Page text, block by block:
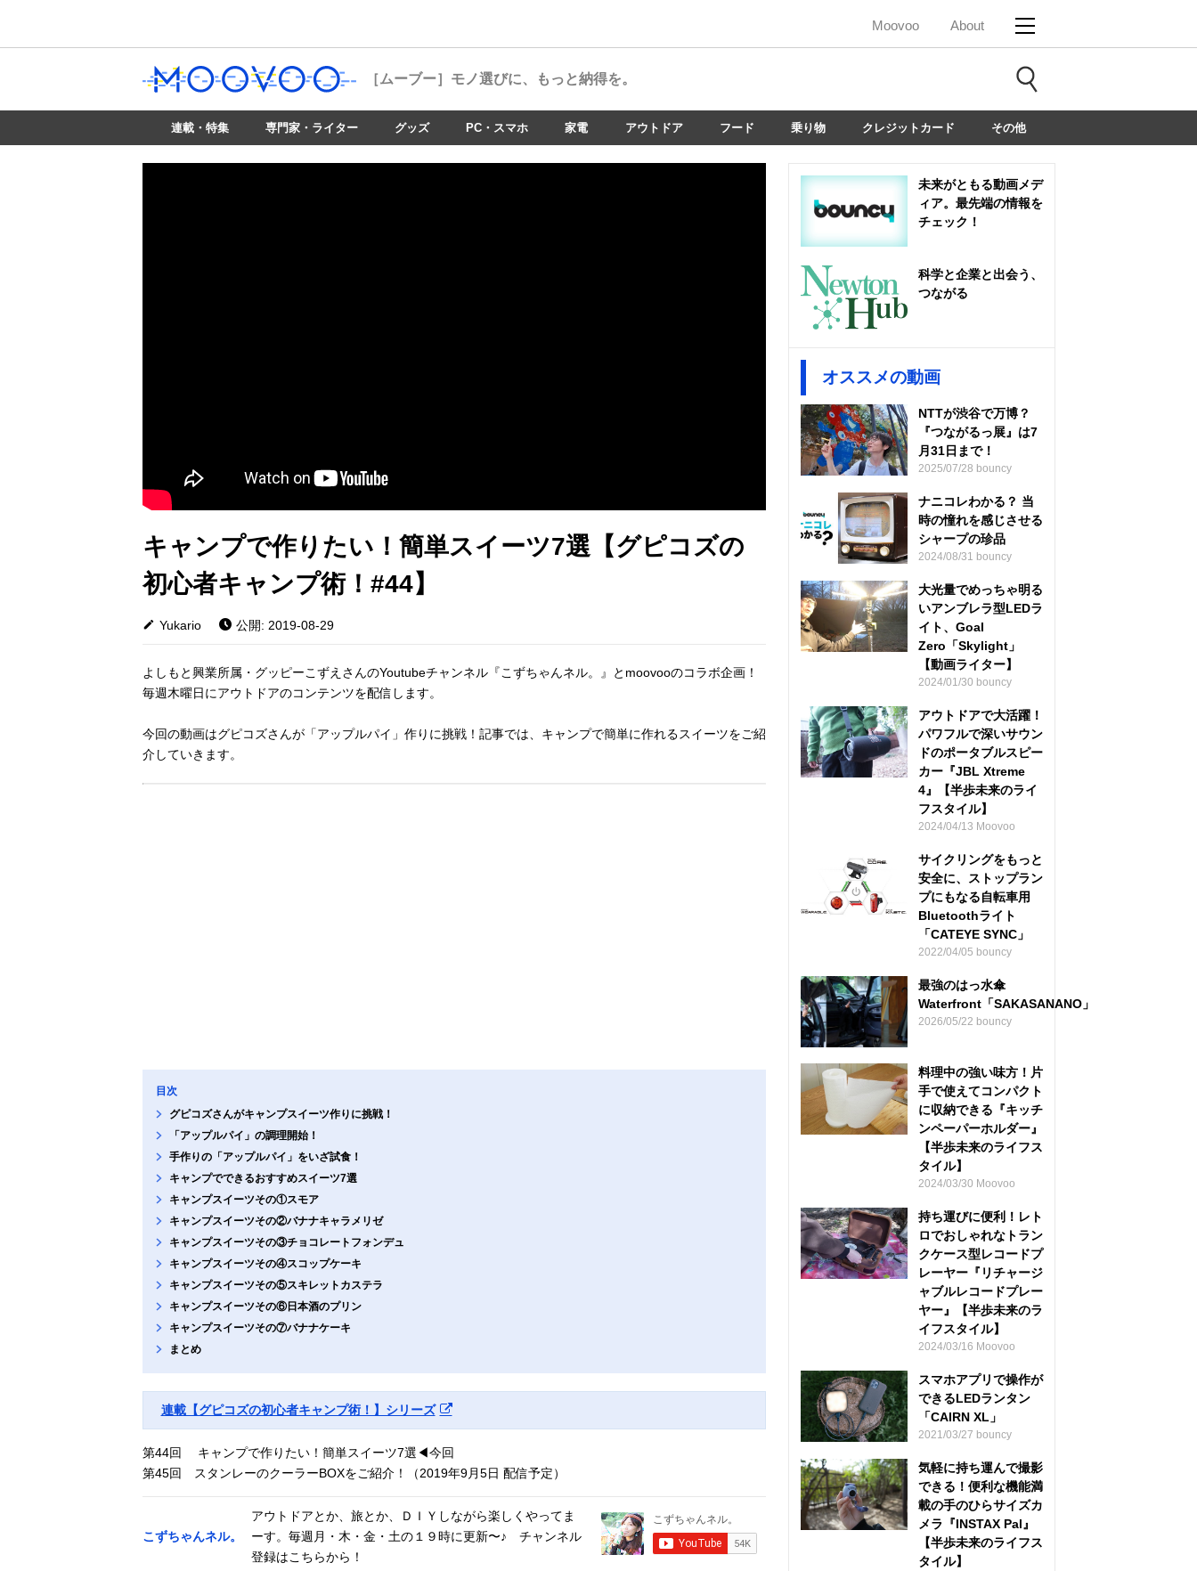
Moovoo About
［ムーブー］ モノ選びに、もっと納得を。
連載・特集 専門家・ライター グッズ PC・スマホ 家電 アウトドア フード 乗り物 クレジットカード その他
キャンプで作りたい！簡単スイーツ7選【グピコズの
初心者キャンプ術！#44】
Yukario 公開: 2019-08-29
よしもと興業所属・グッピーこずえさんのYoutubeチャンネル『こずちゃんネル。』とmoovooのコラボ企画！
毎週木曜日にアウトドアのコンテンツを配信します。
今回の動画はグピコズさんが「アップルパイ」作りに挑戦！記事では、キャンプで簡単に作れるスイーツをご紹
介していきます。
目次
グピコズさんがキャンプスイーツ作りに挑戦！
「アップルパイ」の調理開始！
手作りの「アップルパイ」をいざ試食！
キャンプでできるおすすめスイーツ7選
キャンプスイーツその①スモア
キャンプスイーツその②バナナキャラメリゼ
キャンプスイーツその③チョコレートフォンデュ
キャンプスイーツその④スコップケーキ
キャンプスイーツその⑤スキレットカステラ
キャンプスイーツその⑥日本酒のプリン
キャンプスイーツその⑦バナナケーキ
まとめ
連載【グピコズの初心者キャンプ術！】シリーズ
第44回 キャンプで作りたい！簡単スイーツ7選◀︎今回
第45回 スタンレーのクーラーBOXをご紹介！（2019年9月5日 配信予定）
こずちゃんネル。
アウトドアとか、旅とか、ＤＩＹしながら楽しくやってま
ーす。毎週月・木・金・土の１９時に更新〜♪ チャンネル
登録はこちらから！
未来がともる動画メデ
ィア。最先端の情報を
チェック！
科学と企業と出会う、
つながる
オススメの動画
NTTが渋谷で万博？
『つながるっ展』は7
月31日まで！
2025/07/28 bouncy
ナニコレわかる？ 当
時の憧れを感じさせる
シャープの珍品
2024/08/31 bouncy
大光量でめっちゃ明る
いアンブレラ型LEDラ
イト、Goal
Zero「Skylight」
【動画ライター】
2024/01/30 bouncy
アウトドアで大活躍！
パワフルで深いサウン
ドのポータブルスピー
カー『JBL Xtreme
4』【半歩未来のライ
フスタイル】
2024/04/13 Moovoo
サイクリングをもっと
安全に、ストップラン
プにもなる自転車用
Bluetoothライト
「CATEYE SYNC」
2022/04/05 bouncy
最強のはっ水傘
Waterfront「SAKASANANO」
2026/05/22 bouncy
料理中の強い味方！片
手で使えてコンパクト
に収納できる『キッチ
ンペーパーホルダー』
【半歩未来のライフス
タイル】
2024/03/30 Moovoo
持ち運びに便利！レト
ロでおしゃれなトラン
クケース型レコードプ
レーヤー『リチャージ
ャブルレコードプレー
ヤー』【半歩未来のラ
イフスタイル】
2024/03/16 Moovoo
スマホアプリで操作が
できるLEDランタン
「CAIRN XL」
2021/03/27 bouncy
気軽に持ち運んで撮影
できる！便利な機能満
載の手のひらサイズカ
メラ『INSTAX Pal』
【半歩未来のライフス
タイル】